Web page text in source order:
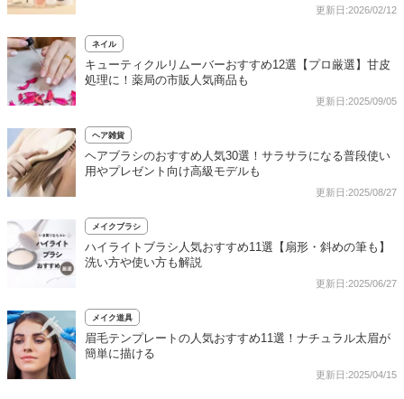
更新日:2026/02/12
ネイル
キューティクルリムーバーおすすめ12選【プロ厳選】甘皮
処理に！薬局の市販人気商品も
更新日:2025/09/05
ヘア雑貨
ヘアブラシのおすすめ人気30選！サラサラになる普段使い
用やプレゼント向け高級モデルも
更新日:2025/08/27
メイクブラシ
ハイライトブラシ人気おすすめ11選【扇形・斜めの筆も】
洗い方や使い方も解説
更新日:2025/06/27
メイク道具
眉毛テンプレートの人気おすすめ11選！ナチュラル太眉が
簡単に描ける
更新日:2025/04/15